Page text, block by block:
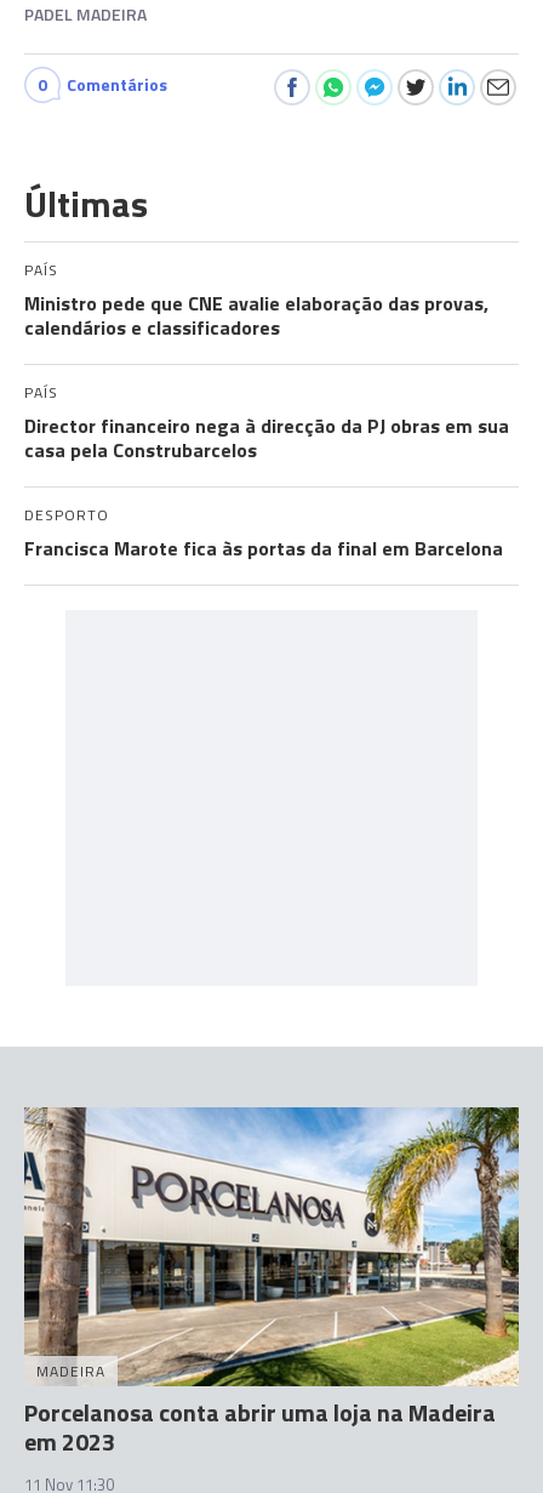
PADEL MADEIRA
0 Comentários
Últimas
PAÍS
Ministro pede que CNE avalie elaboração das provas,
calendários e classificadores
PAÍS
Director financeiro nega à direcção da PJ obras em sua
casa pela Construbarcelos
DESPORTO
Francisca Marote fica às portas da final em Barcelona
MADEIRA
Porcelanosa conta abrir uma loja na Madeira
em 2023
11 Nov 11:30